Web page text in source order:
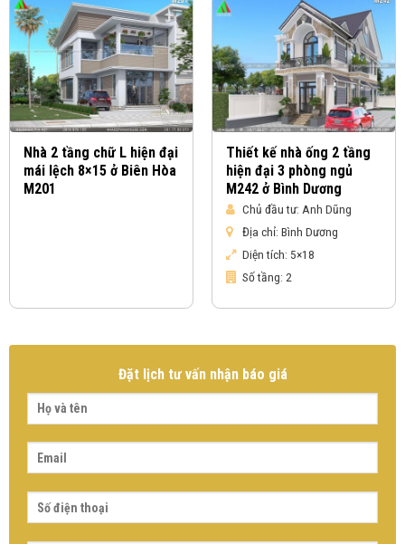
Nhà 2 tầng chữ L hiện đại
mái lệch 8×15 ở Biên Hòa
M201
Thiết kế nhà ống 2 tầng
hiện đại 3 phòng ngủ
M242 ở Bình Dương
Chủ đầu tư: Anh Dũng
Địa chỉ: Bình Dương
Diện tích: 5×18
Số tầng: 2
Đặt lịch tư vấn nhận báo giá